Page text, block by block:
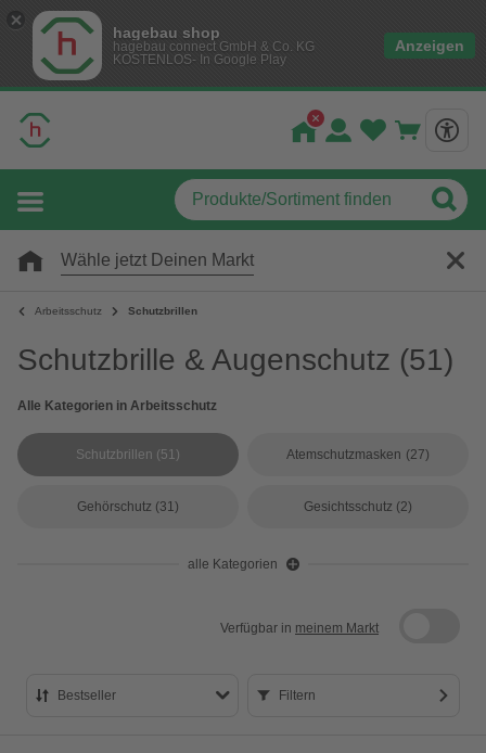
hagebau shop
hagebau connect GmbH & Co. KG
KOSTENLOS- In Google Play
Anzeigen
Wähle jetzt Deinen Markt
Arbeitsschutz Schutzbrillen
Schutzbrille & Augenschutz (51)
Alle Kategorien in Arbeitsschutz
Schutzbrillen (51) Atemschutzmasken (27)
Gehörschutz (31) Gesichtsschutz (2)
alle Kategorien
Verfügbar in meinem Markt
Bestseller Filtern